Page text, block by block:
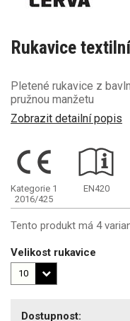
Rukavice
Pletené rukavice z
pružnou manžetu
Zobrazit detailní popis
Kategorie 1
2016/425
EN420
Tento produkt má 4
Velikost rukavice
Dostupnost: